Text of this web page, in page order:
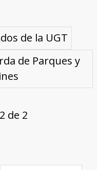
(con busca
de la UGT
de Parques y
de 2